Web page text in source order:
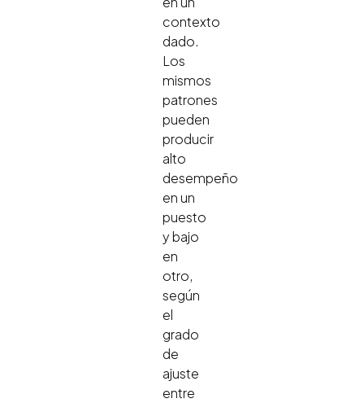
contexto
dado.
Los
mismos
patrones
pueden
producir
alto
desempeño
en un
puesto
y bajo
en
otro,
según
el
grado
de
ajuste
entre